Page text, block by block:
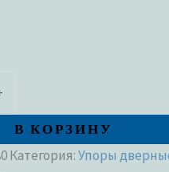
В КОРЗИНУ
Категория:Упоры